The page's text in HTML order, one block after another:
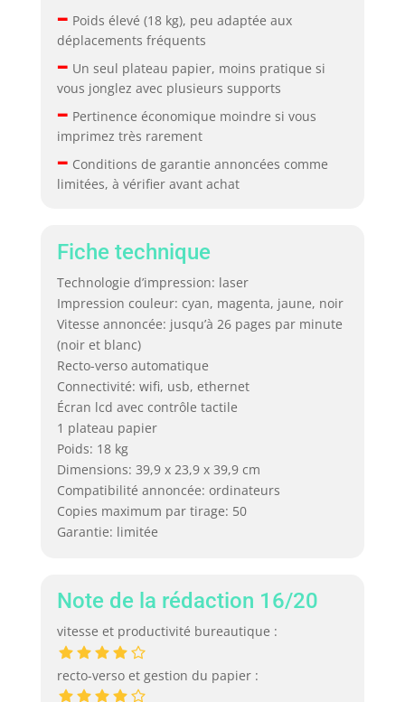
– Poids élevé (18 kg), peu adaptée aux
déplacements fréquents
– Un seul plateau papier, moins pratique si
vous jonglez avec plusieurs supports
– Pertinence économique moindre si vous
imprimez très rarement
– Conditions de garantie annoncées comme
limitées, à vérifier avant achat
Fiche technique
Technologie d’impression: laser
Impression couleur: cyan, magenta, jaune, noir
Vitesse annoncée: jusqu’à 26 pages par minute
(noir et blanc)
Recto-verso automatique
Connectivité: wifi, usb, ethernet
Écran lcd avec contrôle tactile
1 plateau papier
Poids: 18 kg
Dimensions: 39,9 x 23,9 x 39,9 cm
Compatibilité annoncée: ordinateurs
Copies maximum par tirage: 50
Garantie: limitée
Note de la rédaction 16/20
vitesse et productivité bureautique :
recto-verso et gestion du papier :